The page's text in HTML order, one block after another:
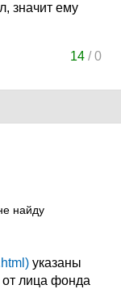
значит ему
14 /0
найду
указаны
от лица фонда